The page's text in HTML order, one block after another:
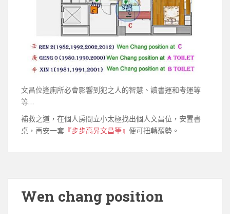
文昌位逢廁所必會影響到犯之人的智慧、讀書運和考運等
等…
補救之道，在個人房間立小太極找出個人文昌位，安置書
桌，再安一套 『步步高昇文昌筆』 便可扭轉頹勢。
Wen chang position